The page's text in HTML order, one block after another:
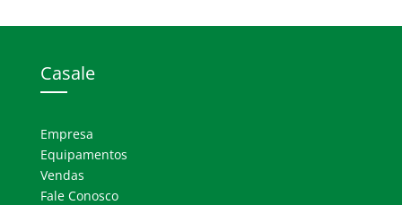
Casale
Empresa
Equipamentos
Vendas
Fale Conosco